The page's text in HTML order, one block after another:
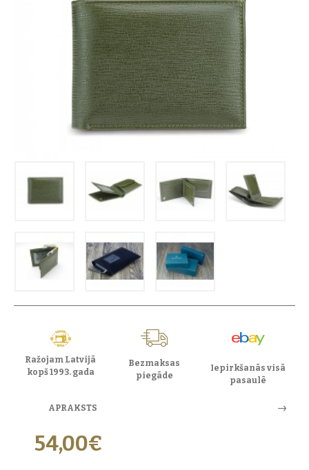
Ražojam Latvijā
kopš 1993. gada
Bezmaksas
piegāde
Iepirkšanās visā
pasaulē
APRAKSTS
54,00€